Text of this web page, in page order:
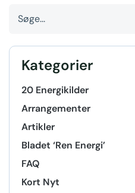
Kategorier
20 Energikilder
Arrangementer
Artikler
Bladet ‘Ren Energi’
FAQ
Kort Nyt